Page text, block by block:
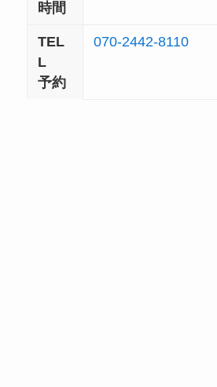
時間
TEL
L
予約
070-2442-8110